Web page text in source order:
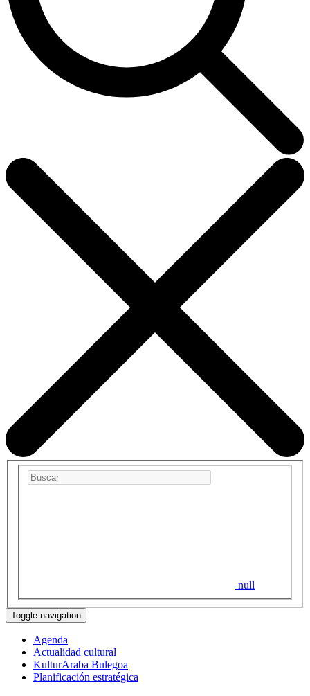
null
Toggle navigation
Agenda
Actualidad cultural
KulturAraba Bulegoa
Planificación estratégica